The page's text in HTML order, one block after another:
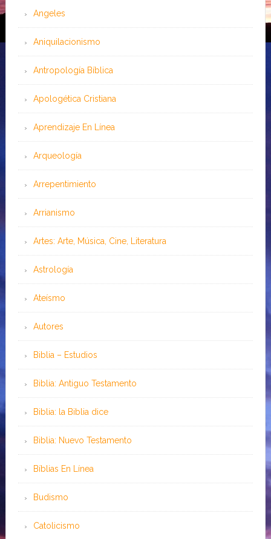
Angeles
Aniquilacionismo
Antropología Bíblica
Apologética Cristiana
Aprendizaje En Línea
Arqueología
Arrepentimiento
Arrianismo
Artes: Arte, Música, Cine, Literatura
Astrología
Ateísmo
Autores
Biblia – Estudios
Biblia: Antiguo Testamento
Biblia: la Biblia dice
Biblia: Nuevo Testamento
Bíblias En Línea
Budismo
Catolicismo